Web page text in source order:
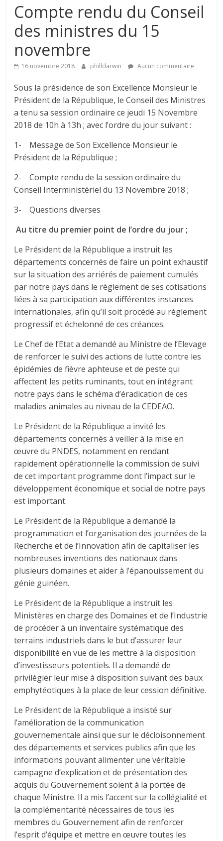
Compte rendu du Conseil
des ministres du 15
novembre
16 novembre 2018 philldarwin Aucun commentaire
Sous la présidence de son Excellence Monsieur le
Président de la République, le Conseil des Ministres
a tenu sa session ordinaire ce jeudi 15 Novembre
2018 de 10h à 13h ; avec l’ordre du jour suivant :
1- Message de Son Excellence Monsieur le
Président de la République ;
2- Compte rendu de la session ordinaire du
Conseil Interministériel du 13 Novembre 2018 ;
3- Questions diverses
Au titre du premier point de l’ordre du jour ;
Le Président de la République a instruit les
départements concernés de faire un point exhaustif
sur la situation des arriérés de paiement cumulés
par notre pays dans le règlement de ses cotisations
liées à sa participation aux différentes instances
internationales, afin qu’il soit procédé au règlement
progressif et échelonné de ces créances.
Le Chef de l’Etat a demandé au Ministre de l’Elevage
de renforcer le suivi des actions de lutte contre les
épidémies de fièvre aphteuse et de peste qui
affectent les petits ruminants, tout en intégrant
notre pays dans le schéma d’éradication de ces
maladies animales au niveau de la CEDEAO.
Le Président de la République a invité les
départements concernés à veiller à la mise en
œuvre du PNDES, notamment en rendant
rapidement opérationnelle la commission de suivi
de cet important programme dont l’impact sur le
développement économique et social de notre pays
est important.
Le Président de la République a demandé la
programmation et l’organisation des journées de la
Recherche et de l’Innovation afin de capitaliser les
nombreuses inventions des nationaux dans
plusieurs domaines et aider à l’épanouissement du
génie guinéen.
Le Président de la République a instruit les
Ministères en charge des Domaines et de l’Industrie
de procéder à un inventaire systématique des
terrains industriels dans le but d’assurer leur
disponibilité en vue de les mettre à la disposition
d’investisseurs potentiels. Il a demandé de
privilégier leur mise à disposition suivant des baux
emphytéotiques à la place de leur cession définitive.
Le Président de la République a insisté sur
l’amélioration de la communication
gouvernementale ainsi que sur le décloisonnement
des départements et services publics afin que les
informations pouvant alimenter une véritable
campagne d’explication et de présentation des
acquis du Gouvernement soient à la portée de
chaque Ministre. Il a mis l’accent sur la collégialité et
la complémentarité nécessaires de tous les
membres du Gouvernement afin de renforcer
l’esprit d’équipe et mettre en œuvre toutes les